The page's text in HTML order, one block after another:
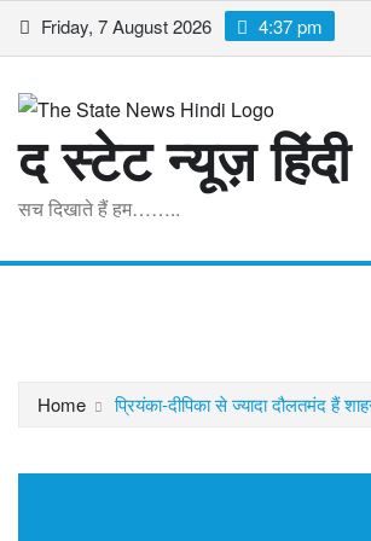
Skip Friday, 7 August 2026 4:37 pm
द स्टेट न्यूज़ हिंदी
सच दिखाते हैं हम……..
Home प्रियंका-दीपिका से ज्यादा दौलतमंद हैं